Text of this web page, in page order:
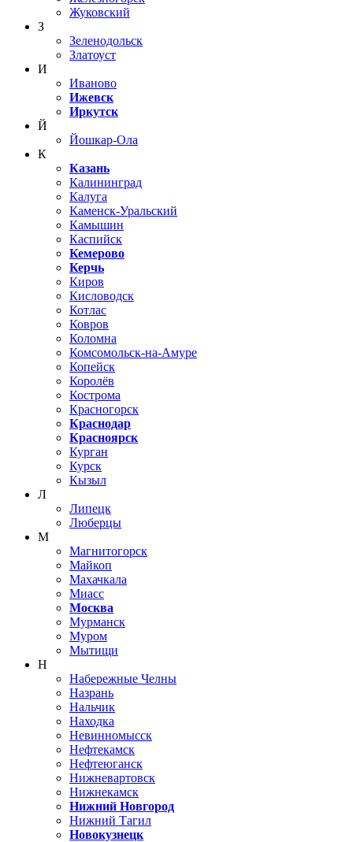
Жуковский
З
Зеленодольск
Златоуст
И
Иваново
Ижевск
Иркутск
Й
Йошкар-Ола
К
Казань
Калининград
Калуга
Каменск-Уральский
Камышин
Каспийск
Кемерово
Керчь
Киров
Кисловодск
Котлас
Ковров
Коломна
Комсомольск-на-Амуре
Копейск
Королёв
Кострома
Красногорск
Краснодар
Красноярск
Курган
Курск
Кызыл
Л
Липецк
Люберцы
М
Магнитогорск
Майкоп
Махачкала
Миасс
Москва
Мурманск
Муром
Мытищи
Н
Набережные Челны
Назрань
Нальчик
Находка
Невинномысск
Нефтекамск
Нефтеюганск
Нижневартовск
Нижнекамск
Нижний Новгород
Нижний Тагил
Новокузнецк